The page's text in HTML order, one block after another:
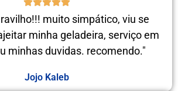
muito simpático, viu se
minha geladeira, serviço em
minhas duvidas. recomendo."
Jojo Kaleb